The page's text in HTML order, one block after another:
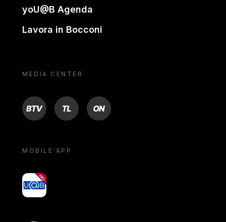
yoU@B Agenda
Lavora in Bocconi
MEDIA CENTER
BTV TL ON
MOBILE APP
yoU@B